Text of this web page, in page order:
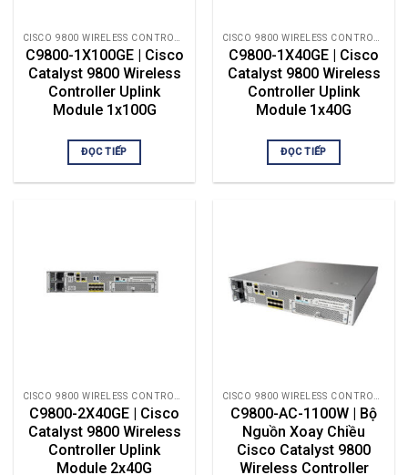
CISCO 9800 WIRELESS CONTROLLER
C9800-1X100GE | Cisco
Catalyst 9800 Wireless
Controller Uplink
Module 1x100G
ĐỌC TIẾP
CISCO 9800 WIRELESS CONTROLLER
C9800-1X40GE | Cisco
Catalyst 9800 Wireless
Controller Uplink
Module 1x40G
ĐỌC TIẾP
C9800-2X40GE | Cisco
Catalyst 9800 Wireless
Controller Uplink
Module 2x40G
C9800-AC-1100W | Bộ
Nguồn Xoay Chiều
Cisco Catalyst 9800
Wireless Controller